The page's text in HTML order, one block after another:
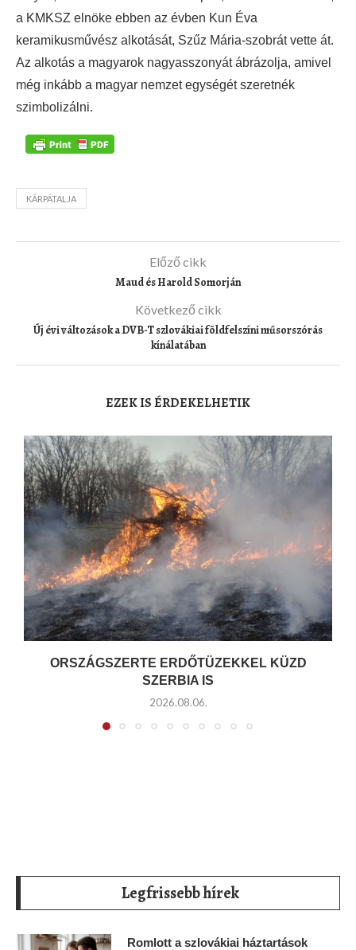
a KMKSZ elnöke ebben az évben Kun Éva
keramikusművész alkotását, Szűz Mária-szobrát vette át.
Az alkotás a magyarok nagyasszonyát ábrázolja, amivel
még inkább a magyar nemzet egységét szeretnék
szimbolizálni.
KÁRPÁTALJA
Előző cikk
Maud és Harold Somorján
Következő cikk
Új évi változások a DVB-T szlovákiai földfelszíni műsorszórás
kínálatában
EZEK IS ÉRDEKELHETIK
ORSZÁGSZERTE ERDŐTÜZEKKEL KÜZD
SZERBIA IS
2026.08.06.
Legfrissebb hírek
Romlott a szlovákiai háztartások